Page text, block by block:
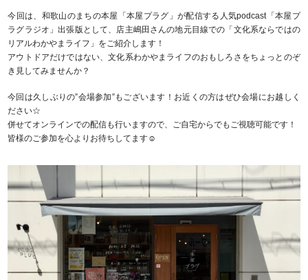
今回は、和歌山のまちの本屋「本屋プラグ」が配信する人気podcast「本屋プ
ラグラジオ」出張版として、店主嶋田さんの地元目線での「文化系ならではの
リアルわかやまライフ」をご紹介します！
アウトドアだけではない、文化系わかやまライフのおもしろさをちょっとのぞ
き見してみませんか？
今回は久しぶりの”会場参加”もございます！お近くの方はぜひ会場にお越しく
ださい☆
併せてオンラインでの配信も行いますので、ご自宅からでもご視聴可能です！
皆様のご参加を心よりお待ちしてます☺